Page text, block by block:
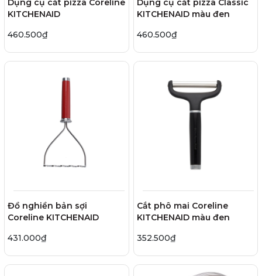
Dụng cụ cắt pizza Coreline
KITCHENAID
460.500₫
Dụng cụ cắt pizza Classic
KITCHENAID màu đen
460.500₫
Đồ nghiền bản sợi
Coreline KITCHENAID
431.000₫
Cắt phô mai Coreline
KITCHENAID màu đen
352.500₫